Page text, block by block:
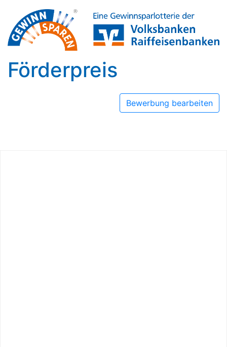
Förderpreis
Bewerbung bearbeiten